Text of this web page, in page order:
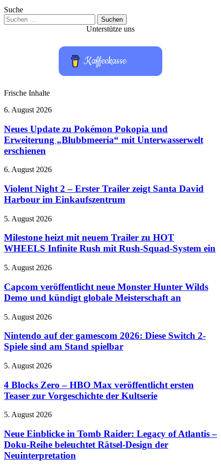
Suche
Suchen
nach:
Unterstütze uns
Kaffeekasse
Frische Inhalte
Neues
zu
Pokémon
Pokopia
und
„Blubbmeeria“
Unterwasserwelt
erschienen
6. August 2026
Neues Update zu Pokémon Pokopia und
Erweiterung „Blubbmeeria“ mit Unterwasserwelt
erschienen
Violent
2
–
Erster
zeigt
David
Harbour
Einkaufszentrum
6. August 2026
Violent Night 2 – Erster Trailer zeigt Santa David
Harbour im Einkaufszentrum
Milestone
mit
neuem
Trailer
HOT
Infinite
Rush
Rush-
System
ein
5. August 2026
Milestone heizt mit neuem Trailer zu HOT
WHEELS Infinite Rush mit Rush-Squad-System ein
Capcom
neue
Monster
Hunter
Demo
kündigt
globale
an
5. August 2026
Capcom veröffentlicht neue Monster Hunter Wilds
Demo und kündigt globale Meisterschaft an
Nintendo
der
gamescom
2026:
Switch
Spiele
sind
Stand
5. August 2026
Nintendo auf der gamescom 2026: Diese Switch 2-
Spiele sind am Stand spielbar
4
Zero
–
HBO
veröffentlicht
Teaser
zur
Vorgeschichte
5. August 2026
4 Blocks Zero – HBO Max veröffentlicht ersten
Teaser zur Vorgeschichte der Kultserie
Neue
in
Tomb
Raider:
Legacy
5. August 2026
Neue Einblicke in Tomb Raider: Legacy of Atlantis –
Doku-Reihe beleuchtet Rätsel-Design der
Neuinterpretation